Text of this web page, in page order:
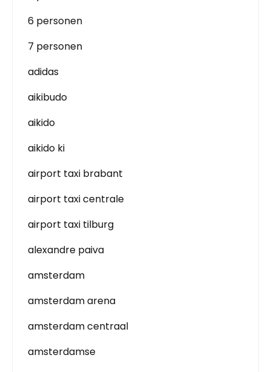
6 personen
7 personen
adidas
aikibudo
aikido
aikido ki
airport taxi brabant
airport taxi centrale
airport taxi tilburg
alexandre paiva
amsterdam
amsterdam arena
amsterdam centraal
amsterdamse